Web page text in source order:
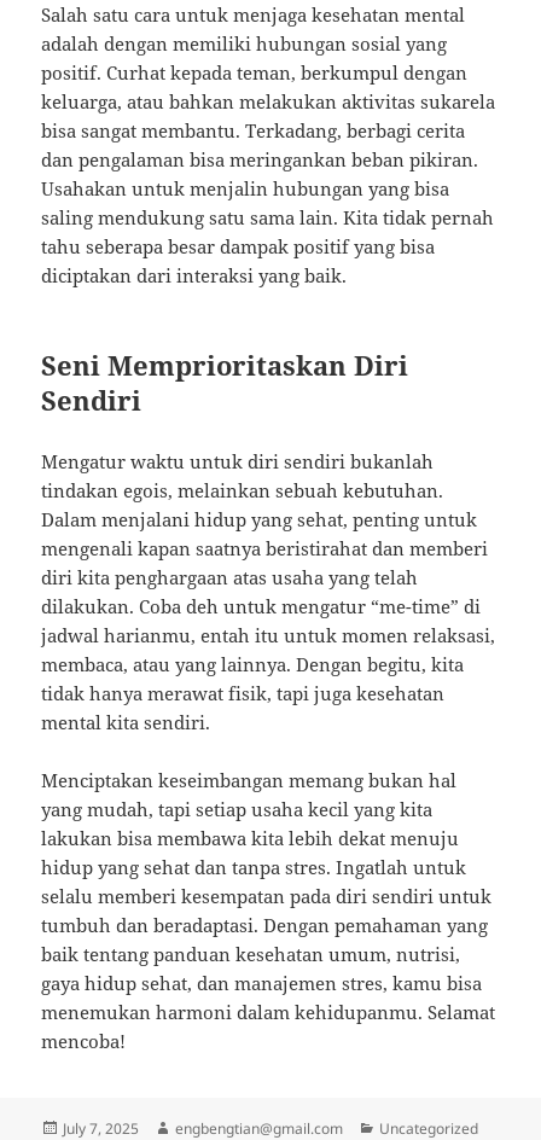
Salah satu cara untuk menjaga kesehatan mental
adalah dengan memiliki hubungan sosial yang
positif. Curhat kepada teman, berkumpul dengan
keluarga, atau bahkan melakukan aktivitas sukarela
bisa sangat membantu. Terkadang, berbagi cerita
dan pengalaman bisa meringankan beban pikiran.
Usahakan untuk menjalin hubungan yang bisa
saling mendukung satu sama lain. Kita tidak pernah
tahu seberapa besar dampak positif yang bisa
diciptakan dari interaksi yang baik.
Seni Memprioritaskan Diri
Sendiri
Mengatur waktu untuk diri sendiri bukanlah
tindakan egois, melainkan sebuah kebutuhan.
Dalam menjalani hidup yang sehat, penting untuk
mengenali kapan saatnya beristirahat dan memberi
diri kita penghargaan atas usaha yang telah
dilakukan. Coba deh untuk mengatur “me-time” di
jadwal harianmu, entah itu untuk momen relaksasi,
membaca, atau yang lainnya. Dengan begitu, kita
tidak hanya merawat fisik, tapi juga kesehatan
mental kita sendiri.
Menciptakan keseimbangan memang bukan hal
yang mudah, tapi setiap usaha kecil yang kita
lakukan bisa membawa kita lebih dekat menuju
hidup yang sehat dan tanpa stres. Ingatlah untuk
selalu memberi kesempatan pada diri sendiri untuk
tumbuh dan beradaptasi. Dengan pemahaman yang
baik tentang panduan kesehatan umum, nutrisi,
gaya hidup sehat, dan manajemen stres, kamu bisa
menemukan harmoni dalam kehidupanmu. Selamat
mencoba!
Posted
July 7, 2025 Author
engbengtian@gmail.com Categories
Uncategorized